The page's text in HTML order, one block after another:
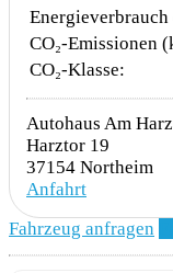
CO₂-Emissionen
CO₂-Klasse:
Autohaus Am
Harztor 19
37154 Northeim
Anfahrt
Fahrzeug anfragen